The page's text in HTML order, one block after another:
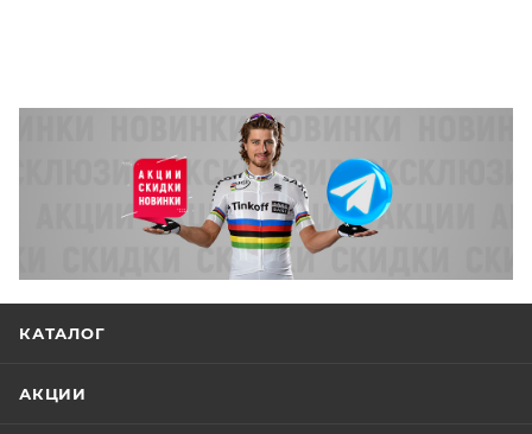
КАТАЛОГ
АКЦИИ